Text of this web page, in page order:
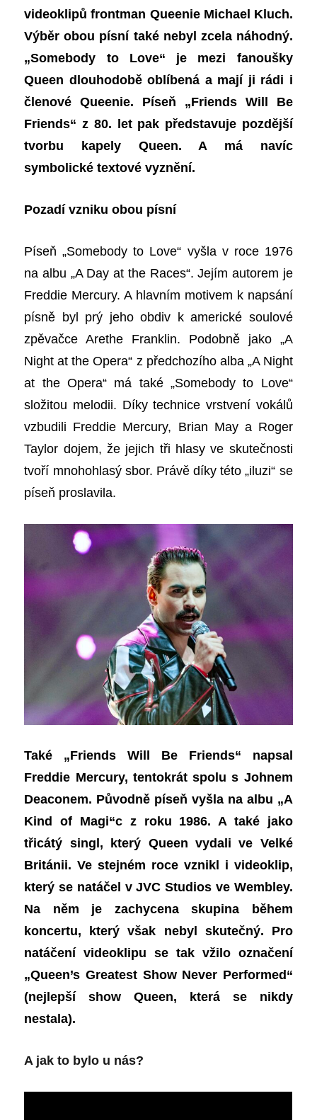
videoklipů frontman Queenie Michael Kluch.
Výběr obou písní také nebyl zcela náhodný.
„Somebody to Love“ je mezi fanoušky
Queen dlouhodobě oblíbená a mají ji rádi i
členové Queenie. Píseň „Friends Will Be
Friends“ z 80. let pak představuje pozdější
tvorbu kapely Queen. A má navíc
symbolické textové vyznění.
Pozadí vzniku obou písní
Píseň „Somebody to Love“ vyšla v roce 1976
na albu „A Day at the Races“. Jejím autorem je
Freddie Mercury. A hlavním motivem k napsání
písně byl prý jeho obdiv k americké soulové
zpěvačce Arethe Franklin. Podobně jako „A
Night at the Opera“ z předchozího alba „A Night
at the Opera“ má také „Somebody to Love“
složitou melodii. Díky technice vrstvení vokálů
vzbudili Freddie Mercury, Brian May a Roger
Taylor dojem, že jejich tři hlasy ve skutečnosti
tvoří mnohohlasý sbor. Právě díky této „iluzi“ se
píseň proslavila.
Také „Friends Will Be Friends“ napsal
Freddie Mercury, tentokrátspolu s Johnem
Deaconem. Původně píseň vyšla na albu „A
Kind of Magi“c z roku 1986. A také jako
třicátý singl, který Queen vydali ve Velké
Británii. Ve stejném roce vznikl i videoklip,
který se natáčel v JVC Studios ve Wembley.
Na něm je zachycena skupina během
koncertu, který však nebyl skutečný. Pro
natáčení videoklipu se tak vžilo označení
„Queen’s Greatest Show Never Performed“
(nejlepší show Queen, která se nikdy
nestala).
A jak to bylo u nás?